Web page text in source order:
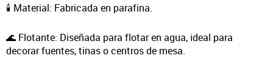
🕯️ Material: Fabricada en parafina.
🌊 Flotante: Diseñada para flotar en agua, ideal para
decorar fuentes, tinas o centros de mesa.